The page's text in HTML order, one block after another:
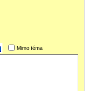
Mimo téma